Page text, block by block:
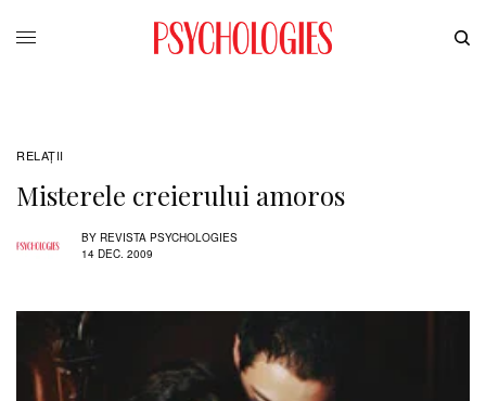
RELAŢII
Misterele creierului amoros
BY REVISTA PSYCHOLOGIES
14 DEC. 2009